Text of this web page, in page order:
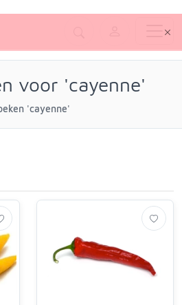
voor 'cayenne'
'cayenne'